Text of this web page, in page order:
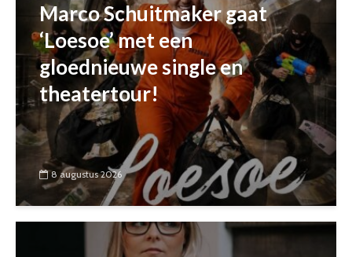
Marco Schuitmaker gaat
‘Loesoe’ met een
gloednieuwe single en
theatertour!
8 augustus 2026